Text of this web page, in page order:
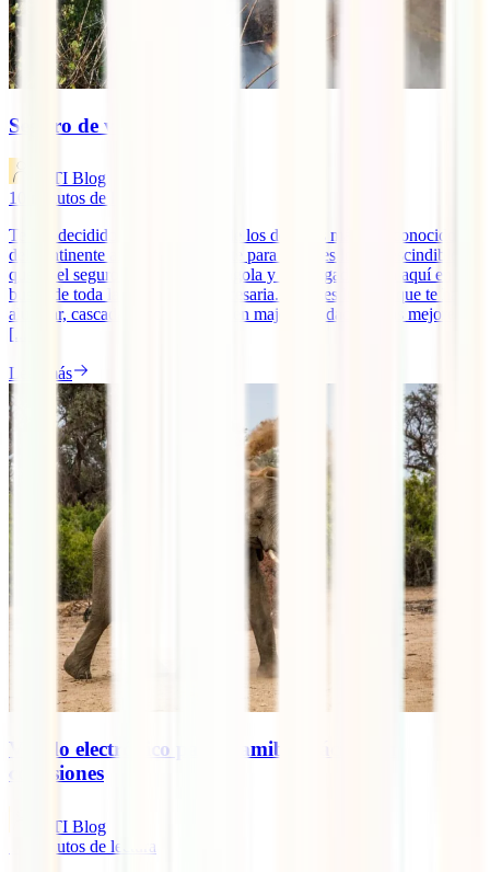
Seguro de viaje a Angola
IATI Blog
10
minutos de lectura
Te has decidido a explorar uno de los destinos más “desconocidos”
del continente africano. Por suerte para ti, sabes lo imprescindible
que es el seguro para viajar a Angola y has llegado hasta aquí en
busca de toda la información necesaria. Paisajes lunares que te harán
alucinar, cascadas que compiten en majestuosidad con las mejores
[...]
Leer más
Visado electrónico para Namibia, fácil y sin
comisiones
IATI Blog
minutos de lectura